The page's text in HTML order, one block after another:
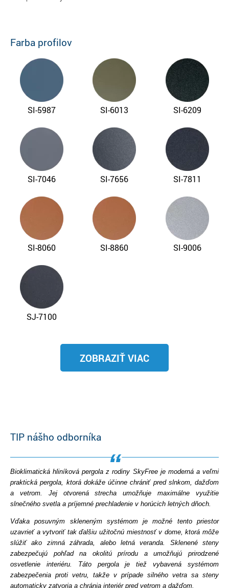
Farba profilov
SI-5987 SI-6013 SI-6209
SI-7046 SI-7656 SI-7811
SI-8060 SI-8860 SI-9006
SJ-7100
SP-8019 SP-9001 SP-9005
SP-9007 SP-9016 Gloss SP-9016 Matt
ZOBRAZIŤ VIAC
TIP nášho odborníka
Bioklimatická hliníková pergola z rodiny SkyFree je moderná a veľmi
praktická pergola, ktorá dokáže účinne chrániť pred slnkom, dažďom
a vetrom. Jej otvorená strecha umožňuje maximálne využitie
slnečného svetla a príjemné prechladenie v horúcich letných dňoch.
Vďaka posuvným skleneným systémom je možné tento priestor
uzavrieť a vytvoriť tak ďalšiu užitočnú miestnosť v dome, ktorá môže
slúžiť ako zimná záhrada, alebo letná veranda. Sklenené steny
zabezpečujú pohľad na okolitú prírodu a umožňujú prirodzené
osvetlenie interiéru. Táto pergola je tiež vybavená systémom
zabezpečenia proti vetru, takže v prípade silného vetra sa steny
automaticky zatvoria a chránia interiér pred vetrom a dažďom.